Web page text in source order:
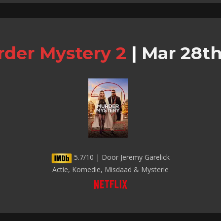
Mystery 2 | Mar
5.7/10 | Door Jeremy Garelick
Actie, Komedie, Misdaad & Mysterie